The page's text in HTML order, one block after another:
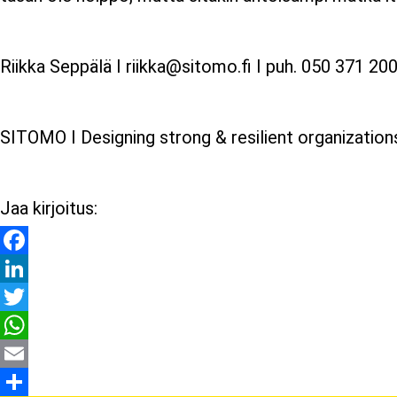
Riikka Seppälä I riikka@sitomo.fi I puh. 050 371
SITOMO I Designing strong & resilient
Jaa kirjoitus:
Facebook
LinkedIn
Twitter
WhatsApp
Email